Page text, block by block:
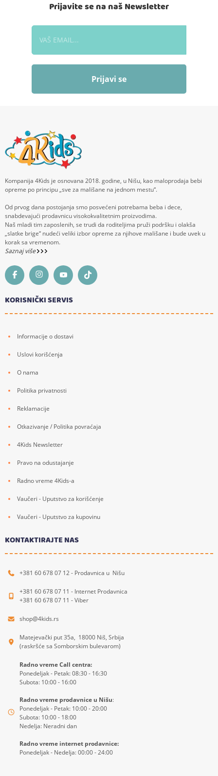
Prijavite se na naš Newsletter
Prijavi se
Kompanija 4Kids je osnovana 2018. godine, u Nišu, kao maloprodaja bebi
opreme po principu „sve za mališane na jednom mestu“.
Od prvog dana postojanja smo posvećeni potrebama beba i dece,
snabdevajući prodavnicu visokokvalitetnim proizvodima.
Naš mladi tim zaposlenih, se trudi da roditeljima pruži podršku i olakša
„slatke brige“ nudeći veliki izbor opreme za njihove mališane i bude uvek u
korak sa vremenom.
Saznaj više
KORISNIČKI SERVIS
Informacije o dostavi
Uslovi korišćenja
O nama
Politika privatnosti
Reklamacije
Otkazivanje / Politika povraćaja
4Kids Newsletter
Pravo na odustajanje
Radno vreme 4Kids-a
Vaučeri - Uputstvo za korišćenje
Vaučeri - Uputstvo za kupovinu
KONTAKTIRAJTE NAS
+381 60 678 07 12 - Prodavnica u Nišu
+381 60 678 07 11 - Internet Prodavnica
+381 60 678 07 11 - Viber
shop@4kids.rs
Matejevački put 35a, 18000 Niš, Srbija
(raskršće sa Somborskim bulevarom)
Radno vreme Call centra:
Ponedeljak - Petak: 08:30 - 16:30
Subota: 10:00 - 16:00
Radno vreme prodavnice u Nišu:
Ponedeljak - Petak: 10:00 - 20:00
Subota: 10:00 - 18:00
Nedelja: Neradni dan
Radno vreme internet prodavnice:
Ponedeljak - Nedelja: 00:00 - 24:00